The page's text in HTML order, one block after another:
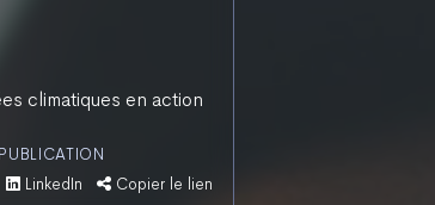
climatiques en action
LinkedIn Copier le lien